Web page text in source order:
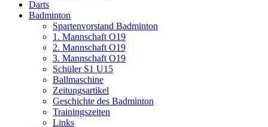
Darts
Badminton
Spartenvorstand Badminton
1. Mannschaft O19
2. Mannschaft O19
3. Mannschaft O19
Schüler S1 U15
Ballmaschine
Zeitungsartikel
Geschichte des Badminton
Trainingszeiten
Links